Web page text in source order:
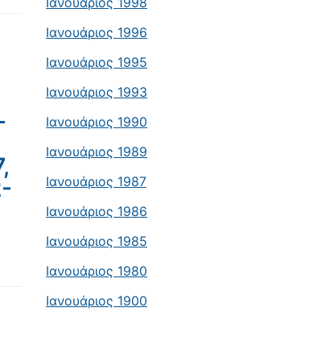
Ιανουάριος 1996
Ιανουάριος 1995
Ιανουάριος 1993
Ιανουάριος 1990
Ιανουάριος 1989
Ιανουάριος 1987
Ιανουάριος 1986
Ιανουάριος 1985
Ιανουάριος 1980
Ιανουάριος 1900